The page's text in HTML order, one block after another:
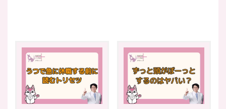
や治したいときの克服法
2026/05/31 症状検索
仕事でイライラが止まらないときはどうすれば